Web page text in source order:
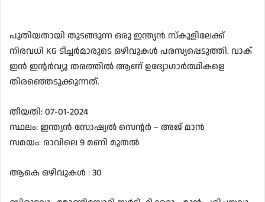
പുതിയതായി തുടങ്ങുന്ന ഒരു ഇന്ത്യൻ സ്‌കൂളിലേക്ക്
നിരവധി KG ടീച്ചർമാരുടെ ഒഴിവുകൾ പരസ്യപ്പെടുത്തി. വാക്
ഇൻ ഇന്റർവ്യൂ തരത്തിൽ ആണ് ഉദ്യോഗാർത്ഥികളെ
തിരഞ്ഞെടുക്കുന്നത്.
തീയതി: 07-01-2024
സ്ഥലം: ഇന്ത്യൻ സോഷ്യൽ സെന്റർ – അജ് മാൻ
സമയം: രാവിലെ 9 മണി മുതൽ
ആകെ ഒഴിവുകൾ : 30